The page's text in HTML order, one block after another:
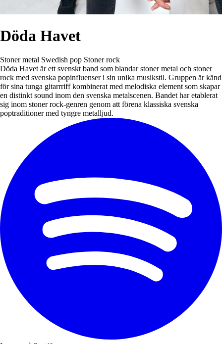
Döda Havet
Stoner metal Swedish pop Stoner rock
Döda Havet är ett svenskt band som blandar stoner metal och stoner
rock med svenska popinfluenser i sin unika musikstil. Gruppen är känd
för sina tunga gitarrriff kombinerat med melodiska element som skapar
en distinkt sound inom den svenska metalscenen. Bandet har etablerat
sig inom stoner rock-genren genom att förena klassiska svenska
poptraditioner med tyngre metalljud.